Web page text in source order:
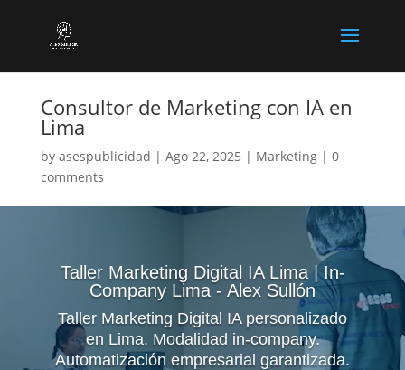
Consultor de Marketing con IA en
Lima
by asespublicidad | Ago 22, 2025 | Marketing| 0
comments
Taller Marketing Digital IA Lima | In-
Company Lima - Alex Sullón
Taller Marketing Digital IA personalizado
en Lima. Modalidad in-company.
Automatización empresarial garantizada.
Reproductor